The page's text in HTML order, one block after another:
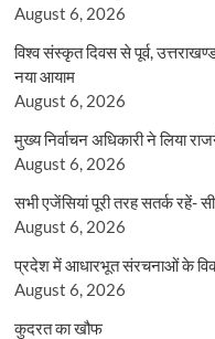
August 6, 2026
विश्व संस्कृत दिवस से पूर्व,
नया आयाम
August 6, 2026
मुख्य निर्वाचन अधिकारी ने लिया
August 6, 2026
सभी एजेंसियां पूरी तरह सतर्क रहें-
August 6, 2026
प्रदेश में आधारभूत संरचनाओं के
August 6, 2026
कुदरत का खौफ